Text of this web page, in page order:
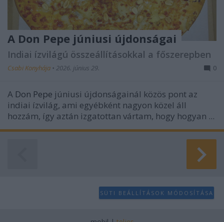
A Don Pepe júniusi újdonságai
Indiai ízvilágú összeállításokkal a főszerepben
Csabi Konyhája • 2026. június 29. 0
A Don Pepe júniusi újdonságainál közös pont az
indiai ízvilág, ami egyébként nagyon közel áll
hozzám, így aztán izgatottan vártam, hogy hogyan ...
SÜTI BEÁLLÍTÁSOK MÓDOSÍTÁSA